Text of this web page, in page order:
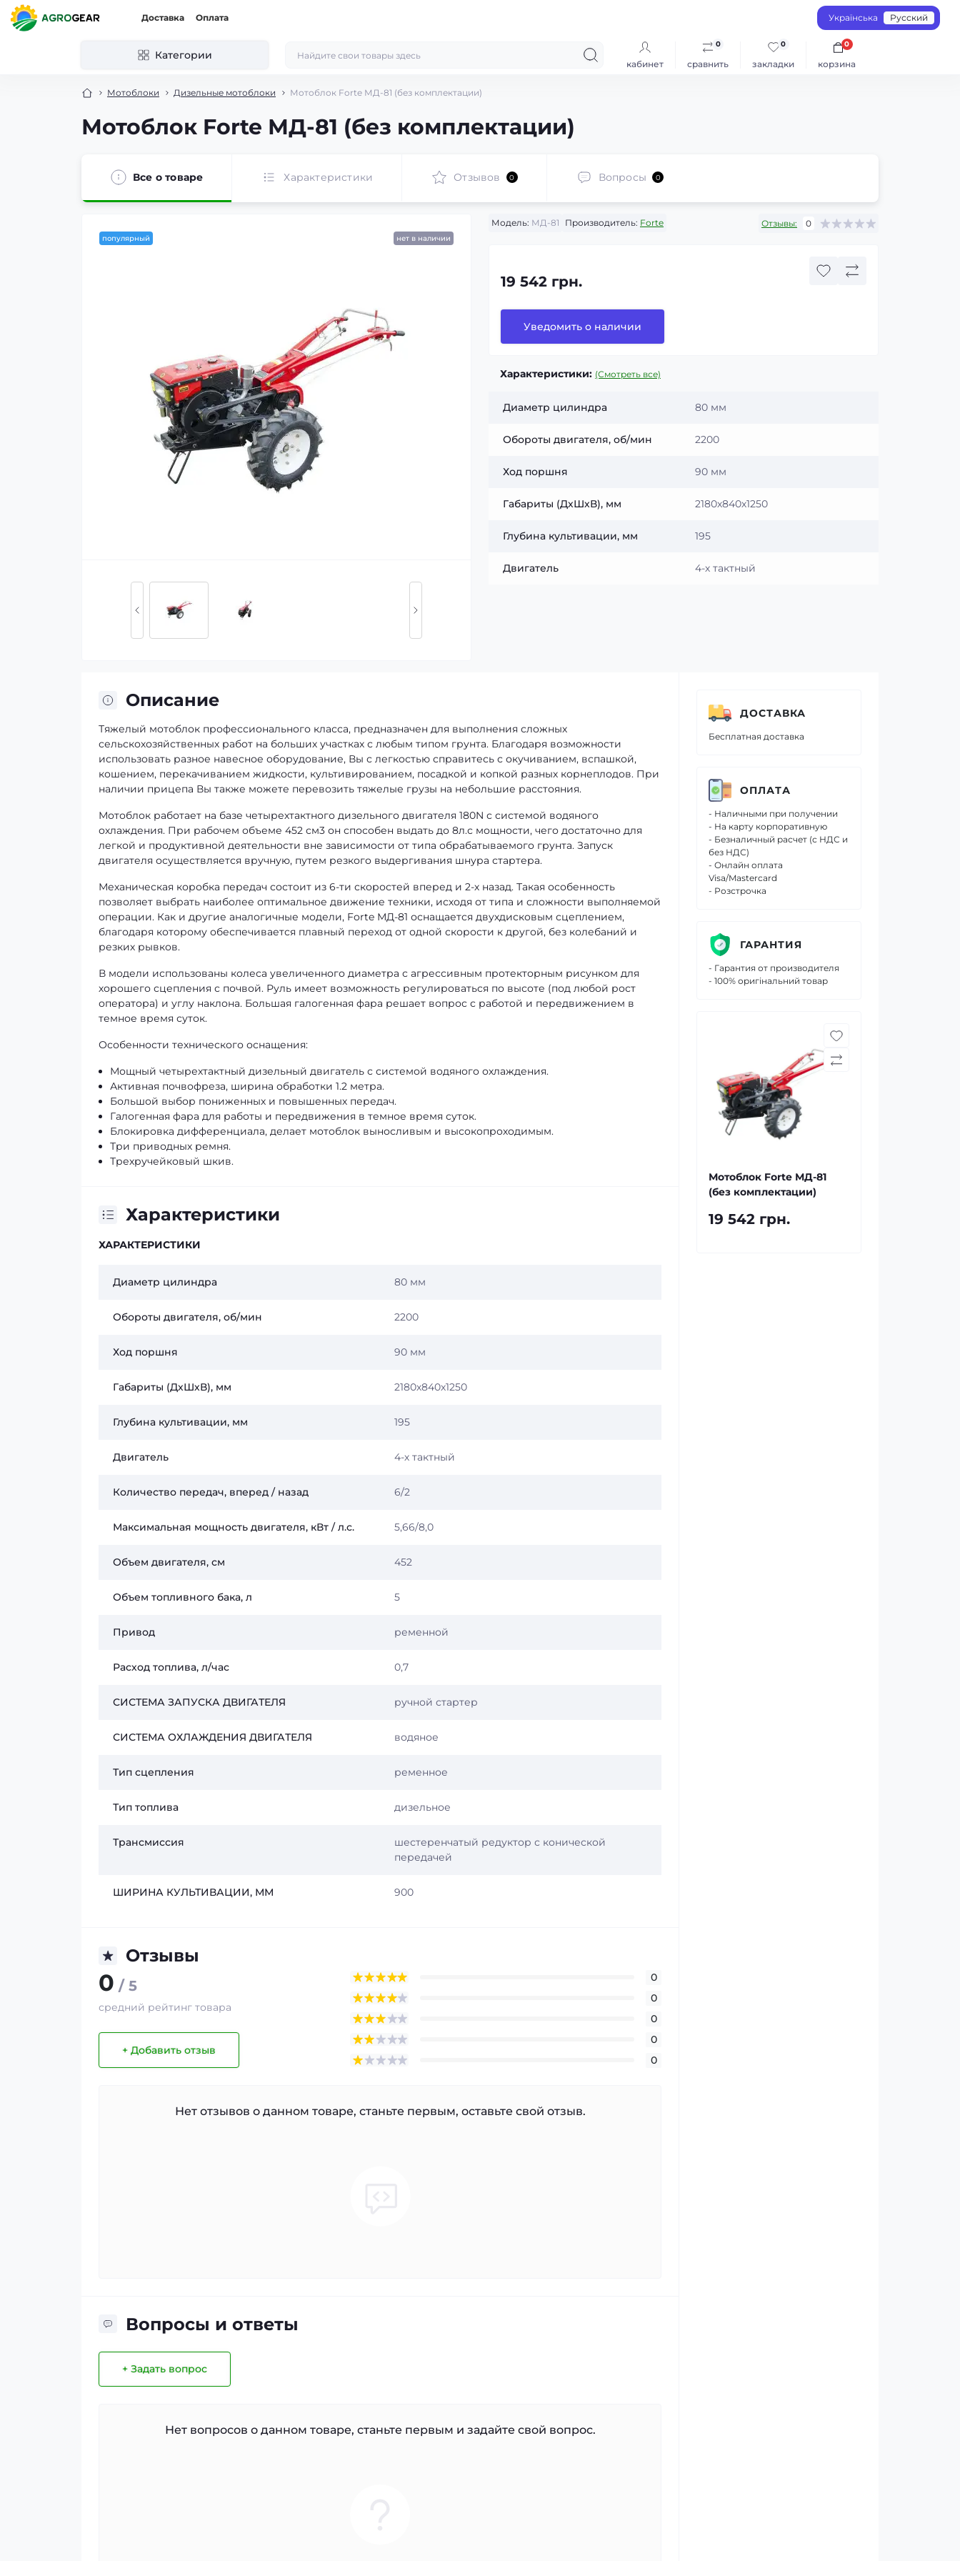
Доставка Оплата Українська Русский
Категории
кабинет сравнить
0
закладки
0
корзина
0
Мотоблоки Дизельные мотоблоки Мотоблок Forte МД-81 (без комплектации)
Мотоблок Forte МД-81 (без комплектации)
Все о товаре Характеристики Отзывов 0 Вопросы 0
популярный нет в наличии
Модель: МД-81 Производитель: Forte Отзывы: 0
19 542 грн.
Уведомить о наличии
Характеристики: (Смотреть все)
Диаметр цилиндра 80 мм
Обороты двигателя, об/мин 2200
Ход поршня 90 мм
Габариты (ДхШхВ), мм 2180х840х1250
Глубина культивации, мм 195
Двигатель 4-х тактный
Описание
Тяжелый мотоблок профессионального класса, предназначен для выполнения сложных
сельскохозяйственных работ на больших участках с любым типом грунта. Благодаря возможности
использовать разное навесное оборудование, Вы с легкостью справитесь с окучиванием, вспашкой,
кошением, перекачиванием жидкости, культивированием, посадкой и копкой разных корнеплодов. При
наличии прицепа Вы также можете перевозить тяжелые грузы на небольшие расстояния.
Мотоблок работает на базе четырехтактного дизельного двигателя 180N с системой водяного
охлаждения. При рабочем объеме 452 см3 он способен выдать до 8л.с мощности, чего достаточно для
легкой и продуктивной деятельности вне зависимости от типа обрабатываемого грунта. Запуск
двигателя осуществляется вручную, путем резкого выдергивания шнура стартера.
Механическая коробка передач состоит из 6-ти скоростей вперед и 2-х назад. Такая особенность
позволяет выбрать наиболее оптимальное движение техники, исходя от типа и сложности выполняемой
операции. Как и другие аналогичные модели, Forte МД-81 оснащается двухдисковым сцеплением,
благодаря которому обеспечивается плавный переход от одной скорости к другой, без колебаний и
резких рывков.
В модели использованы колеса увеличенного диаметра с агрессивным протекторным рисунком для
хорошего сцепления с почвой. Руль имеет возможность регулироваться по высоте (под любой рост
оператора) и углу наклона. Большая галогенная фара решает вопрос с работой и передвижением в
темное время суток.
Особенности технического оснащения:
Мощный четырехтактный дизельный двигатель с системой водяного охлаждения.
Активная почвофреза, ширина обработки 1.2 метра.
Большой выбор пониженных и повышенных передач.
Галогенная фара для работы и передвижения в темное время суток.
Блокировка дифференциала, делает мотоблок выносливым и высокопроходимым.
Три приводных ремня.
Трехручейковый шкив.
Характеристики
ХАРАКТЕРИСТИКИ
Диаметр цилиндра 80 мм
Обороты двигателя, об/мин 2200
Ход поршня 90 мм
Габариты (ДхШхВ), мм 2180х840х1250
Глубина культивации, мм 195
Двигатель 4-х тактный
Количество передач, вперед / назад 6/2
Максимальная мощность двигателя, кВт / л.с. 5,66/8,0
Объем двигателя, см 452
Объем топливного бака, л 5
Привод ременной
Расход топлива, л/час 0,7
СИСТЕМА ЗАПУСКА ДВИГАТЕЛЯ ручной стартер
СИСТЕМА ОХЛАЖДЕНИЯ ДВИГАТЕЛЯ водяное
Тип сцепления ременное
Тип топлива дизельное
Трансмиссия
шестеренчатый редуктор с конической
передачей
ШИРИНА КУЛЬТИВАЦИИ, ММ 900
Отзывы
0 / 5
средний рейтинг товара
+ Добавить отзыв
0
0
0
0
0
Нет отзывов о данном товаре, станьте первым, оставьте свой отзыв.
Вопросы и ответы
+ Задать вопрос
Нет вопросов о данном товаре, станьте первым и задайте свой вопрос.
ДОСТАВКА
Бесплатная доставка
ОПЛАТА
- Наличными при получении
- На карту корпоративную
- Безналичный расчет (с НДС и
без НДС)
- Онлайн оплата
Visa/Mastercard
- Розстрочка
ГАРАНТИЯ
- Гарантия от производителя
- 100% оригінальний товар
Мотоблок Forte МД-81
(без комплектации)
19 542 грн.